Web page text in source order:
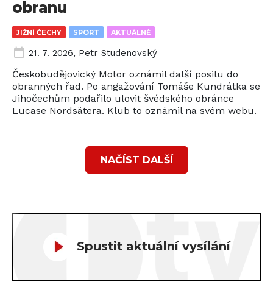
JIŽNÍ ČECHY SPORT AKTUÁLNĚ
obranu
21. 7. 2026, Petr Studenovský
Českobudějovický Motor oznámil další posilu do
obranných řad. Po angažování Tomáše Kundrátka se
Jihočechům podařilo ulovit švédského obránce
Lucase Nordsätera. Klub to oznámil na svém webu.
NAČÍST DALŠÍ
Spustit aktuální vysílání